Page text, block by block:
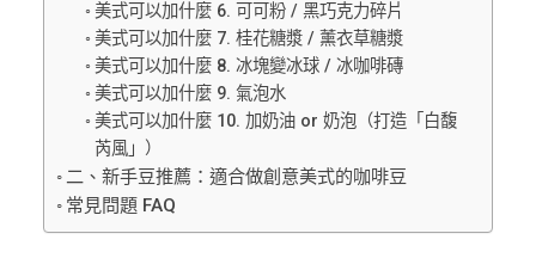
美式可以加什麼 6. 可可粉 / 黑巧克力碎片
美式可以加什麼 7. 桂花糖漿 / 薰衣草糖漿
美式可以加什麼 8. 冰塊變冰球 / 冰咖啡磚
美式可以加什麼 9. 氣泡水
美式可以加什麼 10. 加奶油 or 奶泡（打造「白馥
芮風」）
二、新手豆推薦：適合做創意美式的咖啡豆
常見問題 FAQ